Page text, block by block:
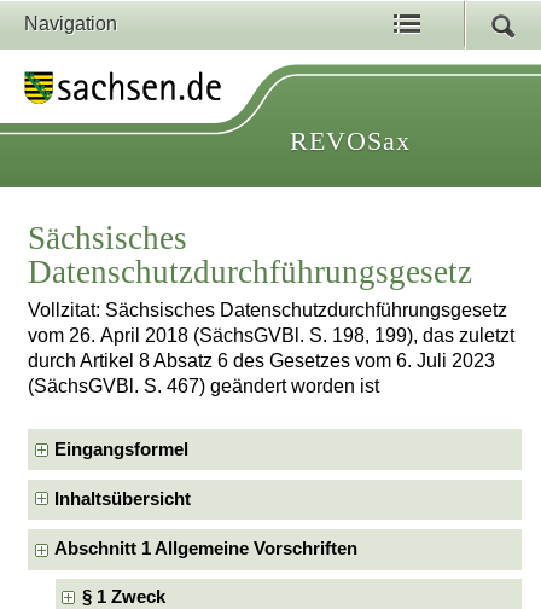
Navigation
REVOSax
Sächsisches
Datenschutzdurchführungsgesetz
Vollzitat: Sächsisches Datenschutzdurchführungsgesetz
vom 26. April 2018 (SächsGVBl. S. 198, 199), das zuletzt
durch Artikel 8 Absatz 6 des Gesetzes vom 6. Juli 2023
(SächsGVBl. S. 467) geändert worden ist
Eingangsformel
Inhaltsübersicht
Abschnitt 1 Allgemeine Vorschriften
§ 1 Zweck